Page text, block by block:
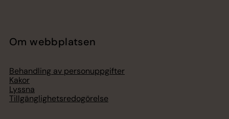
Om webbplatsen
Behandling av personuppgifter
Kakor
Lyssna
Tillgänglighetsredogörelse